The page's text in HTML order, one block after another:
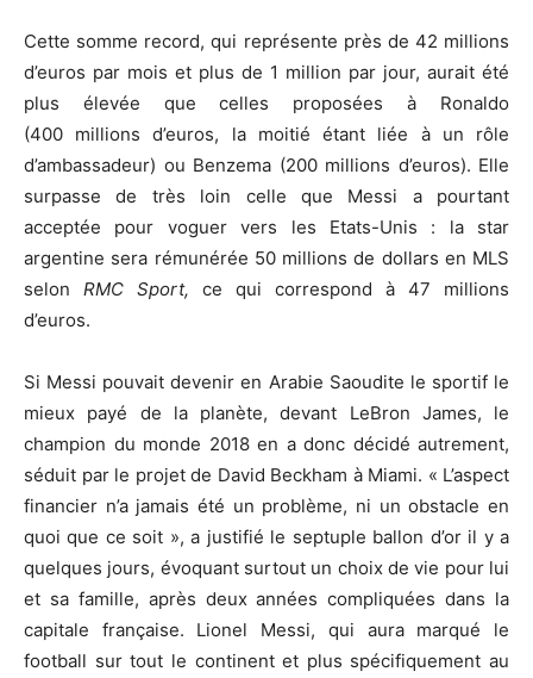
Cette somme record, qui représente près de 42 millions
d’euros par mois et plus de 1 million par jour, aurait été
plus élevée que celles proposées à Ronaldo
(400 millions d’euros, la moitié étant liée à un rôle
d’ambassadeur) ou Benzema (200 millions d’euros). Elle
surpasse de très loin celle que Messi a pourtant
acceptée pour voguer vers les Etats-Unis : la star
argentine sera rémunérée 50 millions de dollars en MLS
selon RMC Sport, ce qui correspond à 47 millions
d’euros.
Si Messi pouvait devenir en Arabie Saoudite le sportif le
mieux payé de la planète, devant LeBron James, le
champion du monde 2018 en a donc décidé autrement,
séduit par le projet de David Beckham à Miami. « L’aspect
financier n’a jamais été un problème, ni un obstacle en
quoi que ce soit », a justifié le septuple ballon d’or il y a
quelques jours, évoquant surtout un choix de vie pour lui
et sa famille, après deux années compliquées dans la
capitale française. Lionel Messi, qui aura marqué le
football sur tout le continent et plus spécifiquement au